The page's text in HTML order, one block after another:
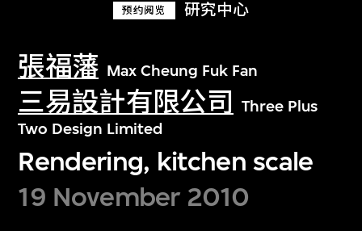
预约阅览 研究中心
張福藩 Max Cheung Fuk Fan
三易設計有限公司
Three Plus
Two Design Limited
Rendering, kitchen scale
19 November 2010
探索世界顶级的二十及二十一世纪视觉
文化藏品。